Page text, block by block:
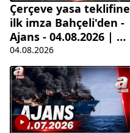
Çerçeve yasa teklifine
ilk imza Bahçeli'den -
Ajans - 04.08.2026 | A
Haber
04.08.2026